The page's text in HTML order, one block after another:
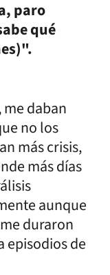
paro
qué
daban
no los
más crisis,
más días
aunque
duraron
episodios de